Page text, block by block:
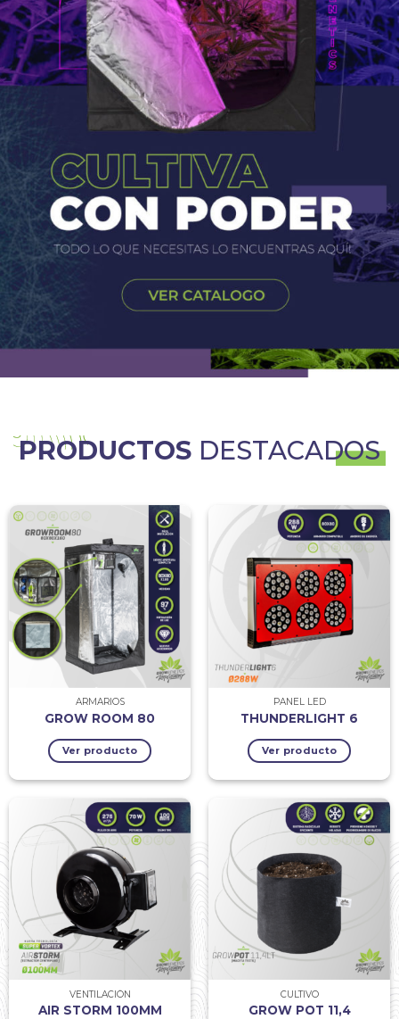
PRODUCTOS DESTACADOS
ARMARIOS
GROW ROOM 80
Ver producto
PANEL LED
THUNDERLIGHT 6
Ver producto
VENTILACIÓN
AIR STORM 100MM
CULTIVO
GROW POT 11,4